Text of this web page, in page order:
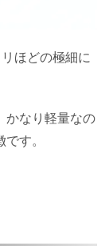
ほどの極細に
かなり軽量なの
す。